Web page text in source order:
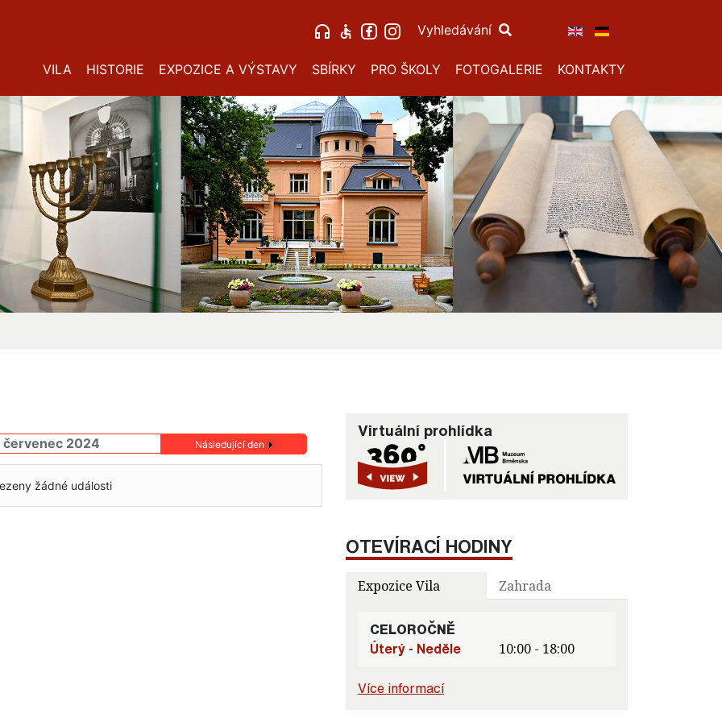
Vyhledávání
VILA HISTORIE EXPOZICE A VÝSTAVY SBÍRKY PRO ŠKOLY FOTOGALERIE KONTAKTY
červenec 2024 Následující den
žádné události
Virtuální prohlídka
OTEVÍRACÍ HODINY
Expozice Vila Zahrada
CELOROČNĚ
Úterý - Neděle
10:00 - 18:00
Více informací